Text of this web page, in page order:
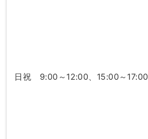
日祝 9:00～12:00、15:00～17:00